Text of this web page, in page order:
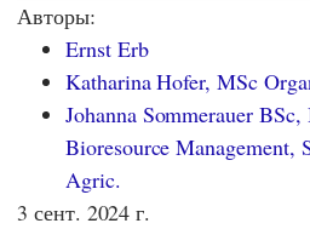
Авторы:
Ernst Erb
Katharina Hofer, MSc
Johanna Sommerauer
Bioresource Management,
Agric.
3 сент. 2024 г.